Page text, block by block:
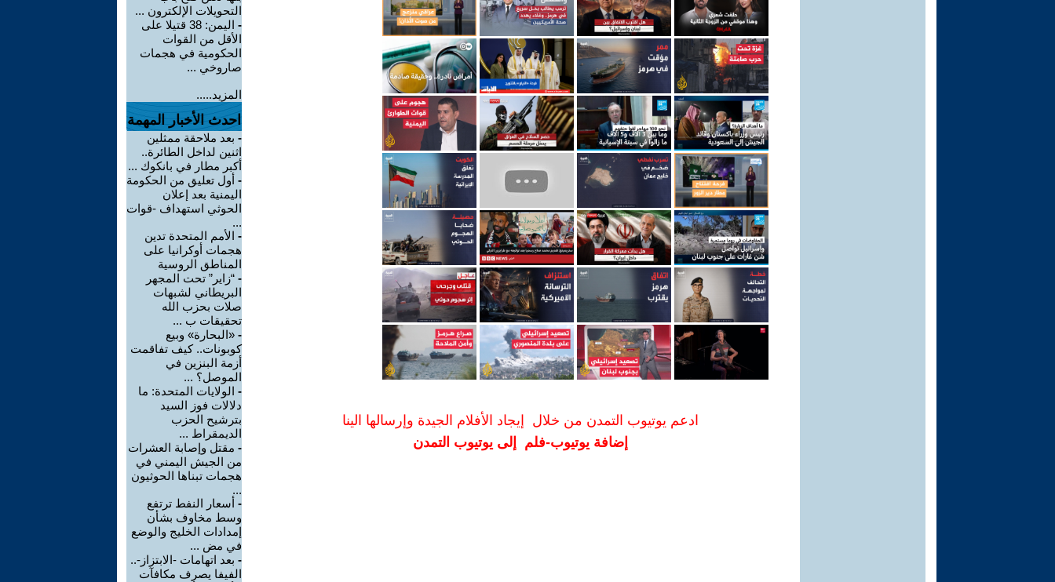
ادعم يوتيوب التمدن من خلال إيجاد الأفلام الجيدة وإرسالها الينا
إضافة يوتيوب-فلم إلى يوتيوب التمدن
التحويلات الإلكترون ...
-
اليمن: 38 قتيلا على
الأقل من القوات
الحكومية في هجمات
صاروخي ...
المزيد.....
احدث الأخبار المهمة
- بعد ملاحقة ممثلين
اثنين لداخل الطائرة..
أكبر مطار في بانكوك ...
- أول تعليق من الحكومة
اليمنية بعد إعلان
الحوثي استهداف -قوات
...
- الأمم المتحدة تدين
هجمات أوكرانيا على
المناطق الروسية
- “زاير” تحت المجهر
البريطاني لشبهات
صلات بحزب الله
تحقيقات ب ...
- «البحارة» وبيع
كوبونات.. كيف تفاقمت
أزمة البنزين في
الموصل؟ ...
- الولايات المتحدة: ما
دلالات فوز السيد
بترشيح الحزب
الديمقراط ...
- مقتل وإصابة العشرات
من الجيش اليمني في
هجمات تبناها الحوثيون
...
- أسعار النفط ترتفع
وسط مخاوف بشأن
إمدادات الخليج والوضع
في مض ...
- بعد اتهامات -الابتزاز-..
الفيفا يصرف مكافآت